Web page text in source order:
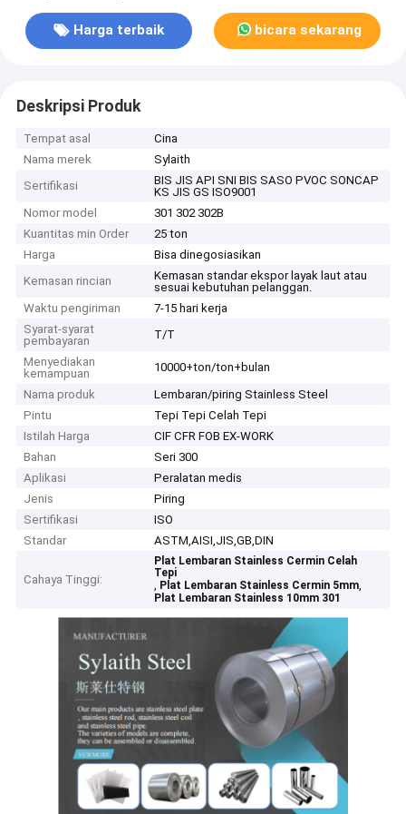
Harga terbaik bicara sekarang
Deskripsi Produk
Tempat asal
Cina
Nama merek
Sylaith
Sertifikasi
BIS JIS API SNI BIS SASO PVOC SONCAP
KS JIS GS ISO9001
Nomor model
301 302 302B
Kuantitas min Order
25 ton
Harga
Bisa dinegosiasikan
Kemasan rincian
Kemasan standar ekspor layak laut atau
sesuai kebutuhan pelanggan.
Waktu pengiriman
7-15 hari kerja
Syarat-syarat
pembayaran
T/T
Menyediakan
kemampuan
10000+ton/ton+bulan
Nama produk
Lembaran/piring Stainless Steel
Pintu
Tepi Tepi Celah Tepi
Istilah Harga
CIF CFR FOB EX-WORK
Bahan
Seri 300
Aplikasi
Peralatan medis
Jenis
Piring
Sertifikasi
ISO
Standar
ASTM,AISI,JIS,GB,DIN
Cahaya Tinggi:
Plat Lembaran Stainless Cermin Celah
Tepi
, Plat Lembaran Stainless Cermin 5mm,
Plat Lembaran Stainless 10mm 301